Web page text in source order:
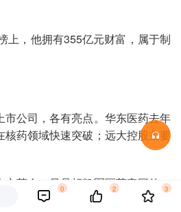
上，他拥有355亿元财富，属于制
公司，各有亮点。华东医药去年
药领域快速突破；远大控股主要
药企，只是胡凯军医药帝国的一
0 2 3